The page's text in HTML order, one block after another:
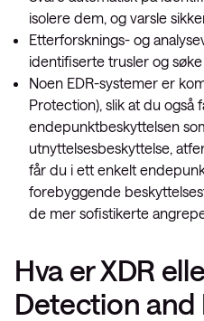
isolere dem, og varsle
Etterforsknings- og
identifiserte trusler og
Noen EDR-systemer er
Protection), slik at du også
endepunktbeskyttelsen
utnyttelsesbeskyttelse,
får du i ett enkelt
forebyggende
de mer sofistikerte
Hva er XDR
Detection and